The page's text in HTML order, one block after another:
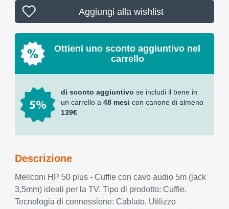
Aggiungi alla wishlist
Ottieni uno sconto aggiuntivo nel
carrello
di sconto aggiuntivo se includi il bene in
un carrello a 48 mesi con canone di almeno
139€
Descrizione
Meliconi HP 50 plus - Cuffie con cavo audio 5m (jack
3,5mm) ideali per la TV. Tipo di prodotto: Cuffie.
Tecnologia di connessione: Cablato. Utilizzo